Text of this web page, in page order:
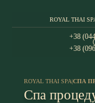
ROYAL THAI
+38
+38
ROYAL THAI SPA|СПА
Спа